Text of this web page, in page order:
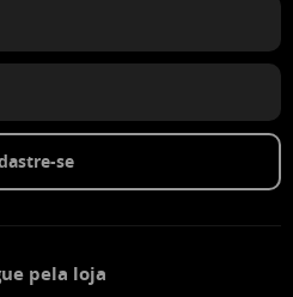
se
pela loja